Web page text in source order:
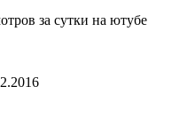
за сутки на ютубе